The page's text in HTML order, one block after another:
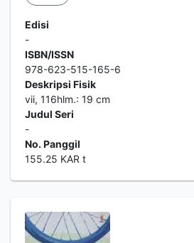
Edisi
-
ISBN/ISSN
978-623-515-165-6
Deskripsi Fisik
vii, 116hlm.: 19 cm
Judul Seri
-
No. Panggil
155.25 KAR t